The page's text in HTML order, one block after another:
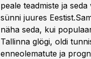
peale teadmiste ja
sünni juures
näha seda, kui
Tallinna glögi, oldi
enneolematute ja